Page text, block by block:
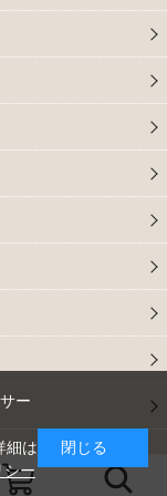
ー
細は
シー
閉じる